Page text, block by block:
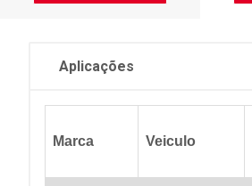
Aplicações
Marca Veiculo